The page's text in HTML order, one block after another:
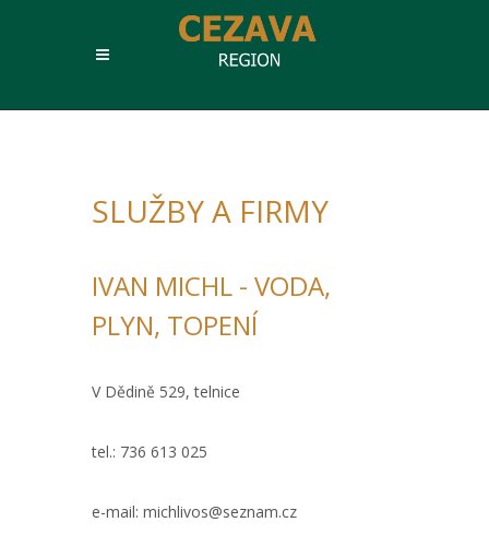
SLUŽBY A FIRMY
IVAN MICHL - VODA,
PLYN, TOPENÍ
V Dědině 529, telnice
tel.: 736 613 025
e-mail: michlivos@seznam.cz